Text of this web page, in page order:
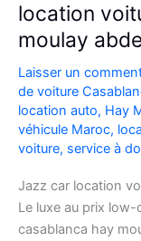
location
moulay
Laisser un
de voiture
location auto, Hay
véhicule Maroc,
voiture, service à
Jazz car location
Le luxe au prix
casablanca hay